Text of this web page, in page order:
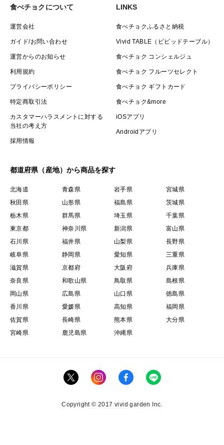
食べチョクについて
運営会社
ガイド/お問い合わせ
運営からのお知らせ
利用規約
プライバシーポリシー
特定商取引法
カスタマーハラスメントに対する
当社の考え方
採用情報
LINKS
食べチョクふるさと納税
Vivid TABLE（ビビッドテーブル）
食べチョク コンシェルジュ
食べチョク フルーツセレクト
食べチョク ギフトカード
食べチョク&more
iOSアプリ
Androidアプリ
都道府県（産地）から商品を探す
北海道 青森県 岩手県
宮城県
秋田県
山形県 福島県
茨城県
栃木県
群馬県 埼玉県
千葉県
東京都
神奈川県 新潟県
富山県
石川県
福井県 山梨県
長野県
岐阜県
静岡県 愛知県
三重県
滋賀県
京都府 大阪府
兵庫県
奈良県
和歌山県 鳥取県
島根県
岡山県
広島県 山口県
徳島県
香川県
愛媛県 高知県
福岡県
佐賀県
長崎県 熊本県
大分県
宮崎県
鹿児島県 沖縄県
Copyright © 2017 vivid garden Inc.